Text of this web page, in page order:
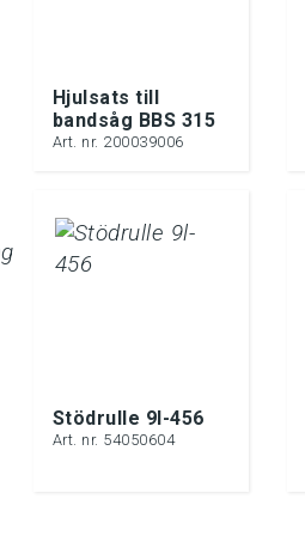
Hjulsats till
bandsåg BBS 315
Art. nr. 200039006
Stödrulle 9l-456
Art. nr. 54050604